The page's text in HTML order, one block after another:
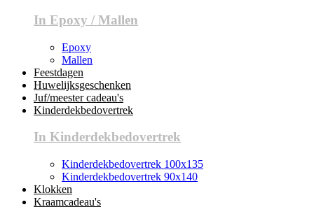
In Epoxy / Mallen
Epoxy
Mallen
Feestdagen
Huwelijksgeschenken
Juf/meester cadeau's
Kinderdekbedovertrek
In Kinderdekbedovertrek
Kinderdekbedovertrek 100x135
Kinderdekbedovertrek 90x140
Klokken
Kraamcadeau's